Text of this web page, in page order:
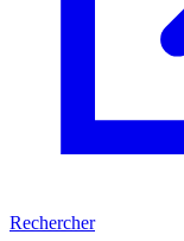
Rechercher